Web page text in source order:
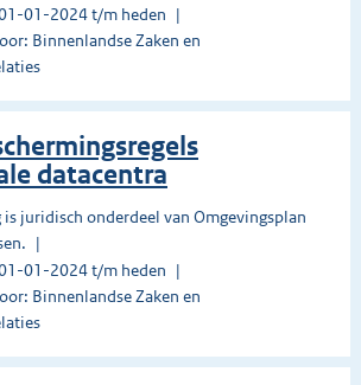
01-2024 t/m heden
Binnenlandse Zaken en
datacentra
is juridisch onderdeel van Omgevingsplan
01-2024 t/m heden
Binnenlandse Zaken en